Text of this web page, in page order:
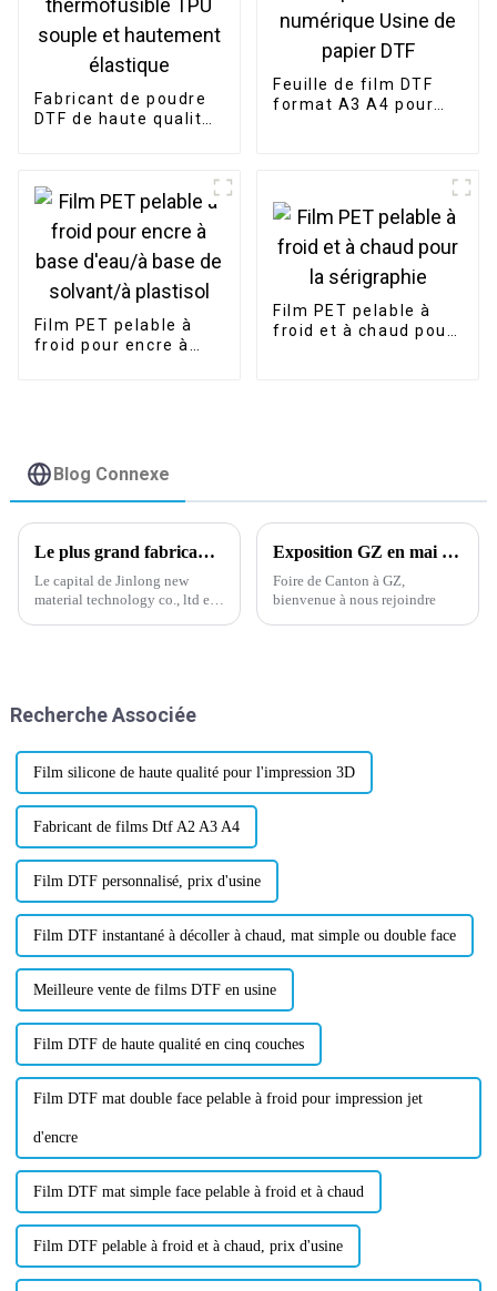
Fabricant de poudre
DTF de haute qualité
élastique
Feuille de film DTF
format A3 A4 pour
Film PET pelable à
froid pour encre à
Film PET pelable à
froid et à chaud pour
Blog Connexe
Le plus grand fabricant de films DTF en Chine.
Le capital de Jinlong new
material technology co., ltd est
têtes et d'autres avancées
Exposition GZ en mai 2024
Foire de Canton à GZ,
bienvenue à nous rejoindre
Recherche Associée
Film silicone de haute qualité pour l'impression 3D
Fabricant de films Dtf A2 A3 A4
Film DTF personnalisé, prix d'usine
Film DTF instantané à décoller à chaud, mat simple ou double face
Meilleure vente de films DTF en usine
Film DTF de haute qualité en cinq couches
Film DTF mat double face pelable à froid pour impression jet
d'encre
Film DTF mat simple face pelable à froid et à chaud
Film DTF pelable à froid et à chaud, prix d'usine